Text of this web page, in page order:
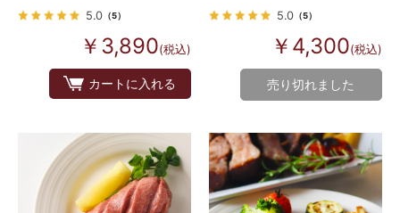
レスタン）
5.0（5）
￥3,890(税込)
カートに入れる
レスタン）
5.0（5）
￥4,300(税込)
売り切れました